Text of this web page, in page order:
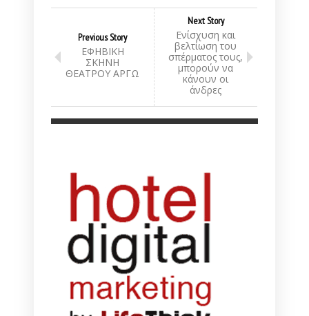
Previous Story
ΕΦΗΒΙΚΗ
ΣΚΗΝΗ
ΘΕΑΤΡΟΥ ΑΡΓΩ
Next Story
Ενίσχυση και
βελτίωση του
σπέρματος τους,
μπορούν να
κάνουν οι
άνδρες